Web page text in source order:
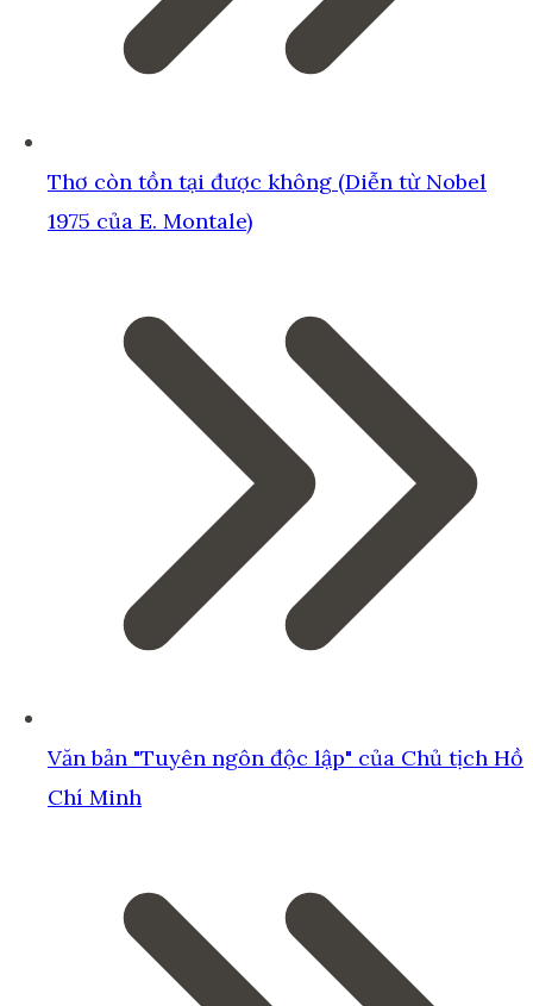
Thơ còn tồn tại được không (Diễn từ Nobel
1975 của E. Montale)
Văn bản "Tuyên ngôn độc lập" của Chủ tịch Hồ
Chí Minh